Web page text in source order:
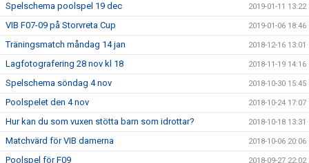
Spelschema poolspel 19 dec 2019-01-11 13:22
VIB F07-09 på Storvreta Cup 2019-01-06 18:46
Träningsmatch måndag 14 jan 2018-12-16 13:01
Lagfotografering 28 nov kl 18 2018-11-19 14:16
Spelschema söndag 4 nov 2018-10-30 15:45
Poolspelet den 4 nov 2018-10-24 17:07
Hur kan du som vuxen stötta barn som idrottar? 2018-10-18 13:31
Matchvärd för VIB damerna 2018-10-06 20:06
Poolspel för F09 2018-09-27 22:02